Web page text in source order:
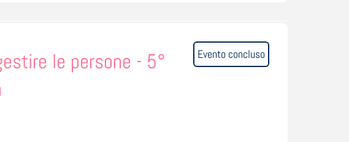
Evento concluso
le persone - 5°